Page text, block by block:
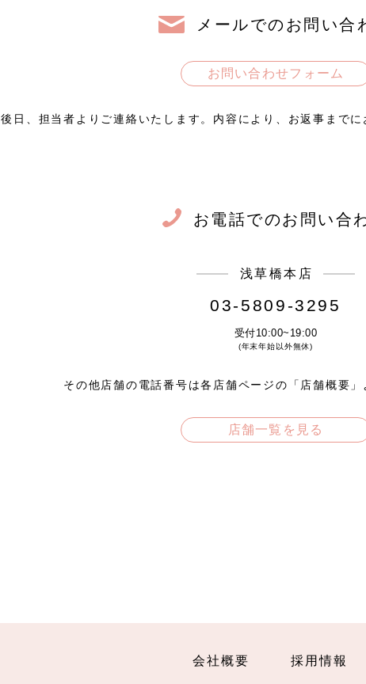
メールでのお問い合
お問い合わせフォーム
後日、担当者よりご連絡いたします。内容により、 お返事まで
お電話でのお問い合
浅草橋本店
03-5809-3295
受付10:00~19:00
(年末年始以外無休)
その他店舗の電話番号は各店舗ページの「店舗概要
店舗一覧を見る
会社概要 採用情報